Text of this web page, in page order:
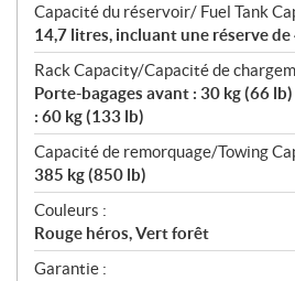
Capacité du réservoir/ Fuel Tank
14,7 litres, incluant une réserve de
Rack Capacity/Capacité de
Porte-bagages avant : 30 kg (66
: 60 kg (133 lb)
Capacité de remorquage/Towing
385 kg (850 lb)
Couleurs :
Rouge héros, Vert forêt
Garantie :